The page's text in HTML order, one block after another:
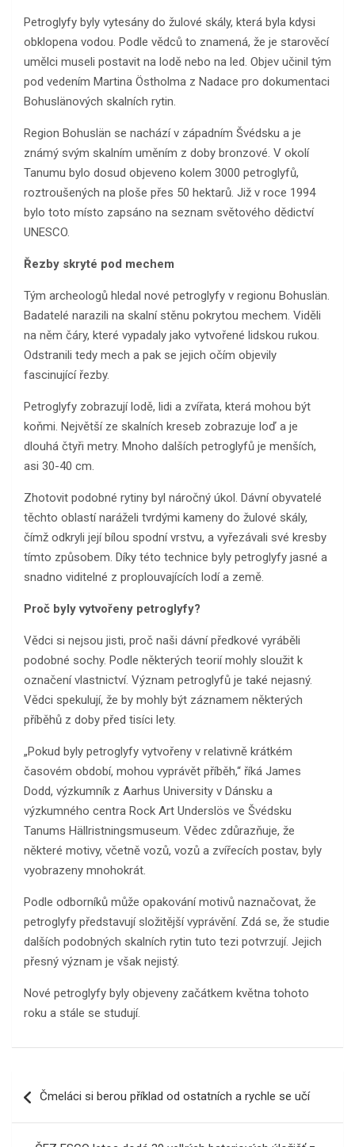
Petroglyfy byly vytesány do žulové skály, která byla kdysi
obklopena vodou. Podle vědců to znamená, že je starověcí
umělci museli postavit na lodě nebo na led. Objev učinil tým
pod vedením Martina Östholma z Nadace pro dokumentaci
Bohuslänových skalních rytin.
Region Bohuslän se nachází v západním Švédsku a je
známý svým skalním uměním z doby bronzové. V okolí
Tanumu bylo dosud objeveno kolem 3000 petroglyfů,
roztroušených na ploše přes 50 hektarů. Již v roce 1994
bylo toto místo zapsáno na seznam světového dědictví
UNESCO.
Řezby skryté pod mechem
Tým archeologů hledal nové petroglyfy v regionu Bohuslän.
Badatelé narazili na skalní stěnu pokrytou mechem. Viděli
na něm čáry, které vypadaly jako vytvořené lidskou rukou.
Odstranili tedy mech a pak se jejich očím objevily
fascinující řezby.
Petroglyfy zobrazují lodě, lidi a zvířata, která mohou být
koňmi. Největší ze skalních kreseb zobrazuje loď a je
dlouhá čtyři metry. Mnoho dalších petroglyfů je menších,
asi 30-40 cm.
Zhotovit podobné rytiny byl náročný úkol. Dávní obyvatelé
těchto oblastí naráželi tvrdými kameny do žulové skály,
čímž odkryli její bílou spodní vrstvu, a vyřezávali své kresby
tímto způsobem. Díky této technice byly petroglyfy jasné a
snadno viditelné z proplouvajících lodí a země.
Proč byly vytvořeny petroglyfy?
Vědci si nejsou jisti, proč naši dávní předkové vyráběli
podobné sochy. Podle některých teorií mohly sloužit k
označení vlastnictví. Význam petroglyfů je také nejasný.
Vědci spekulují, že by mohly být záznamem některých
příběhů z doby před tisíci lety.
„Pokud byly petroglyfy vytvořeny v relativně krátkém
časovém období, mohou vyprávět příběh,“ říká James
Dodd, výzkumník z Aarhus University v Dánsku a
výzkumného centra Rock Art Underslös ve Švédsku
Tanums Hällristningsmuseum. Vědec zdůrazňuje, že
některé motivy, včetně vozů, vozů a zvířecích postav, byly
vyobrazeny mnohokrát.
Podle odborníků může opakování motivů naznačovat, že
petroglyfy představují složitější vyprávění. Zdá se, že studie
dalších podobných skalních rytin tuto tezi potvrzují. Jejich
přesný význam je však nejistý.
Nové petroglyfy byly objeveny začátkem května tohoto
roku a stále se studují.
proČmeláci si berou příklad od ostatních a rychle se učí